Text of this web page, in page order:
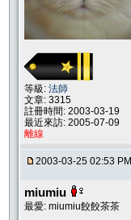
等級: 法師
文章: 3315
註冊時間: 2003-03-19
最近來訪: 2005-07-09
離線
2003-03-25 02:53 PM
miumiu
最愛: miumiu餃餃茶茶